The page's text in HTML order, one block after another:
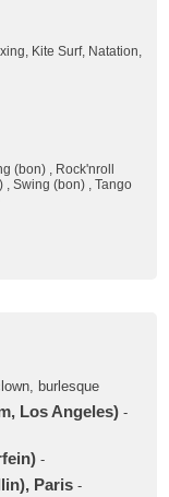
Kite Surf, Natation,
(bon) , Rock'nroll
, Swing (bon) , Tango
burlesque
Los Angeles)-
-
Paris-